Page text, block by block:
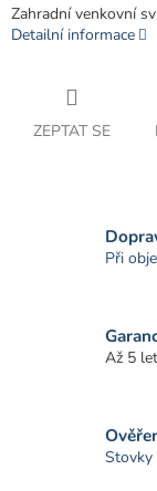
Zahradní venkovní
Detailní informace
ZEPTAT SE
Při
Až 5
Stovky